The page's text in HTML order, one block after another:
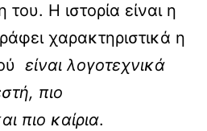
Η ιστορία είναι η
χαρακτηριστικά η
είναι λογοτεχνικά
πιο
πιο καίρια.